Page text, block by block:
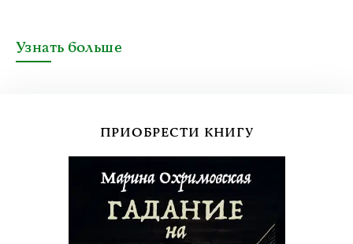
Узнать больше
ПРИОБРЕСТИ КНИГУ